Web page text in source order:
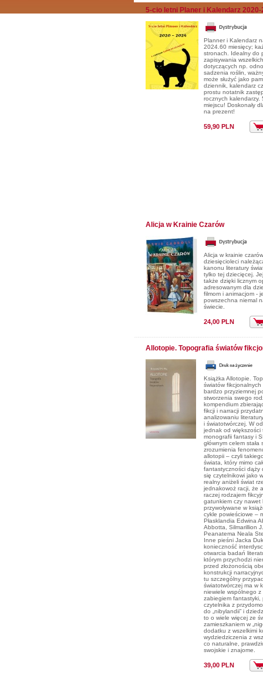
5-cio letni Planer i Kalendarz 2020-
Planner i Kalendarz
2024.60 miesięcy;
stronach. Idealny do
zapisywania
dotyczących np.
sadzenia roślin,
może służyć jako
dziennik, kalendarz
prostu notatnik
rocznych kalendarzy.
miejscu! Doskonały
na prezent!
59,90 PLN
Alicja w Krainie Czarów
Alicja w krainie
dziesięcioleci
kanonu literatury
tylko tej dziecięcej.
także dzięki licznym
adresowanym dla
filmom i animacjom -
powszechna niemal
świecie.
24,00 PLN
Allotopie. Topografia światów
Książka Allotopie.
światów fikcjonalnych
bardzo przyziemnej
stworzenia swego
kompendium
fikcji i narracji
analizowaniu
i światotwórczej. W
jednak od większości
monografii fantasy i
głównym celem stała
zrozumienia
allotopii – czyli
świata, który mimo
fantastyczności dąży
się czytelnikowi jako
realny aniżeli świat
jednakowoż racji, że
raczej rodzajem
gatunkiem czy nawet
przywoływane w
cykle powieściowe –
Płasklandia Edwina
Abbotta, Silmarillion
Peanatema Neala
Inne pieśni Jacka
konieczność
otwarcia badań
którym przychodzi
przed złożonością
konstrukcji
tu szczególny
światotwórczej ma w
niewiele wspólnego z
zabiegiem fantastyki,
czytelnika z
do „nibylandii” i
to o wiele więcej ze
zamieszkaniem w
dodatku z wszelkimi
wydziedziczenia z
co naturalne,
swojskie i znajome.
39,00 PLN